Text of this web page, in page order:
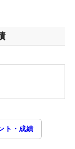
ト・成績